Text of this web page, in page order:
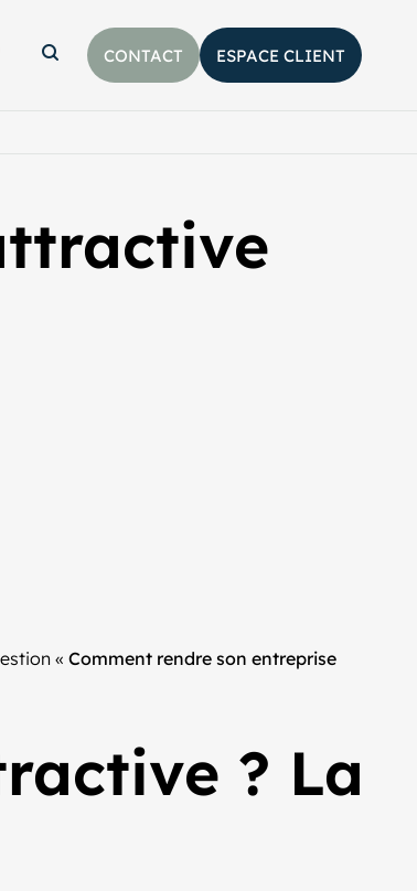
Afficher la barre de recherche
CONTACT ESPACE CLIENT
« Comment rendre son entreprise
? La